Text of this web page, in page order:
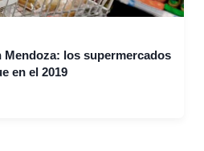
los supermercados
en el 2019